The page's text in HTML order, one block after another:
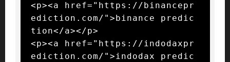
<p><a href="https://binancepr
ediction.com/">binance predic
tion</a></p>
<p><a href="https://indodaxpr
ediction.com/">indodax predic